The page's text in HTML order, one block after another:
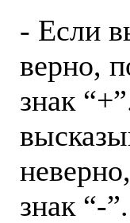
- Если
верно,
знак
знак “-”.